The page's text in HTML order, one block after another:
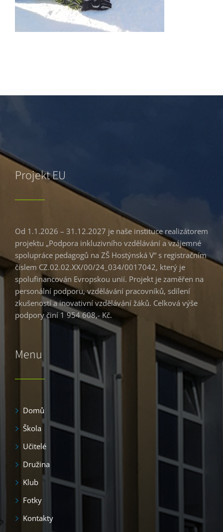
Projekt EU
Od 1.1.2026 – 31.12.2027 je naše instituce realizátorem
projektu „Podpora inkluzivního vzdělávání a vzájemné
spolupráce pedagogů na ZŠ Hostýnská V“ s registračním
číslem CZ.02.02.XX/00/24_034/0017042, který je
spolufinancován Evropskou unií. Projekt je zaměřen na
personální podporu, vzdělávání pracovníků, sdílení
zkušeností a inovativní vzdělávání žáků. Celková výše
podpory činí 1 954 608,- Kč.
Menu
Domů
Škola
Učitelé
Družina
Klub
Fotky
Kontakty